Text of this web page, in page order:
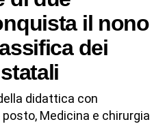
il nono
dei
didattica con
Medicina e chirurgia